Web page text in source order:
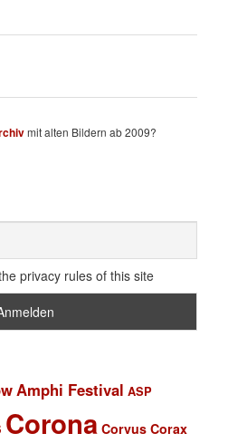
mit alten Bildern ab 2009?
privacy rules of this site
Amphi Festival ASP
Corona Corvus Corax